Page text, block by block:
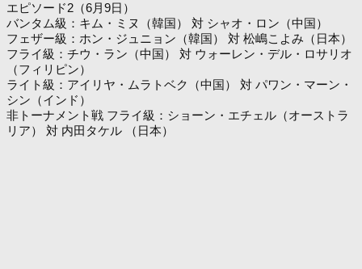
エピソード2（6月9日）
バンタム級：キム・ミヌ（韓国） 対 シャオ・ロン（中国）
フェザー級：ホン・ジュニョン（韓国） 対 松嶋こよみ（日本）
フライ級：チウ・ラン（中国） 対 ウォーレン・デル・ロサリオ
（フィリピン）
ライト級：アイリヤ・ムラトベク（中国） 対 パワン・マーン・
シン（インド）
非トーナメント戦 フライ級：ショーン・エチェル（オーストラ
リア） 対 内田タケル （日本）